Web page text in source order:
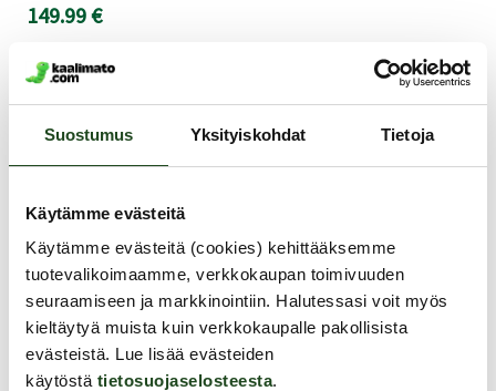
Suostumus Yksityiskohdat Tietoja
Käytämme evästeitä
Käytämme evästeitä (cookies) kehittääksemme
tuotevalikoimaamme, verkkokaupan toimivuuden
seuraamiseen ja markkinointiin. Halutessasi voit myös
kieltäytyä muista kuin verkkokaupalle pakollisista
evästeistä. Lue lisää evästeiden
käytöstä tietosuojaselosteesta.
149.99 €
Samankaltaisia tuotteita
-30%